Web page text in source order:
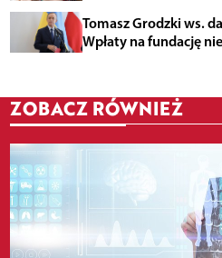
Tomasz Grodzki ws.
Wpłaty na fundację
ZOBACZ RÓWNIEŻ